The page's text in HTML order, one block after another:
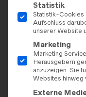
Statistik
Statistik-Cookies
Aufschluss
unserer Website
Marketing
Marketing
Herausgebern
anzuzeigen. Sie
Websites hinweg
Externe